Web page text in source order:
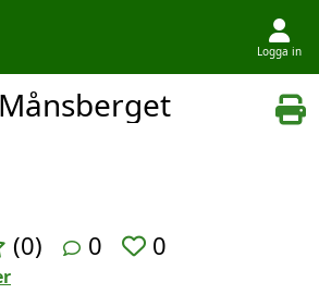
Logga in
(0) 0 0